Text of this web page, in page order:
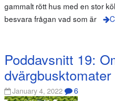
gammalt rött hus med en stor
besvara frågan vad som är
Poddavsnitt 19:
dvärgbusktomater
January 4, 2022 6